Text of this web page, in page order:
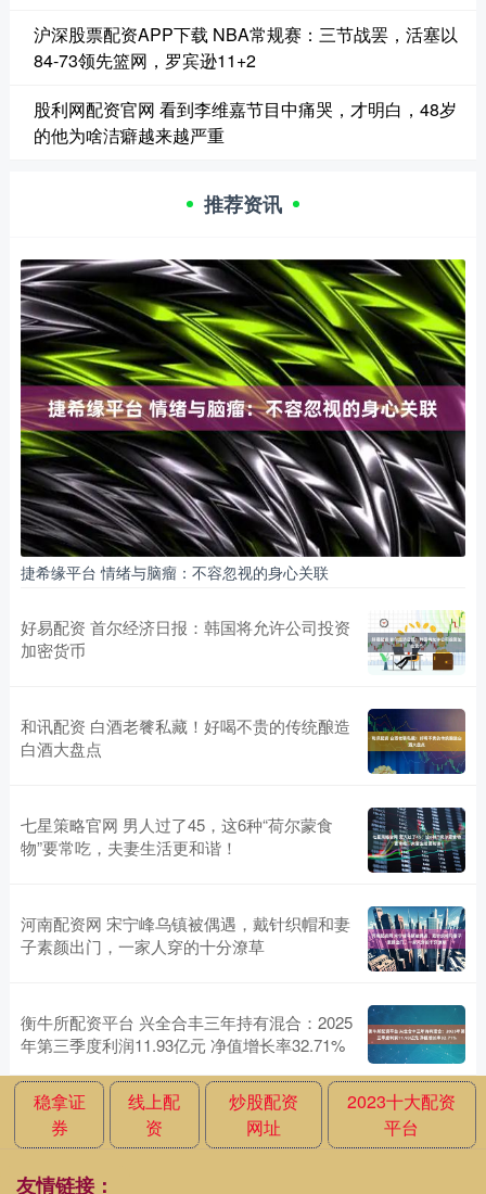
沪深股票配资APP下载 NBA常规赛：三节战罢，活塞以
84-73领先篮网，罗宾逊11+2
股利网配资官网 看到李维嘉节目中痛哭，才明白，48岁
的他为啥洁癖越来越严重
推荐资讯
捷希缘平台 情绪与脑瘤：不容忽视的身心关联
好易配资 首尔经济日报：韩国将允许公司投资
加密货币
和讯配资 白酒老餮私藏！好喝不贵的传统酿造
白酒大盘点
七星策略官网 男人过了45，这6种“荷尔蒙食
物”要常吃，夫妻生活更和谐！
河南配资网 宋宁峰乌镇被偶遇，戴针织帽和妻
子素颜出门，一家人穿的十分潦草
衡牛所配资平台 兴全合丰三年持有混合：2025
年第三季度利润11.93亿元 净值增长率32.71%
稳拿证
券
线上配
资
炒股配资
网址
2023十大配资
平台
友情链接：